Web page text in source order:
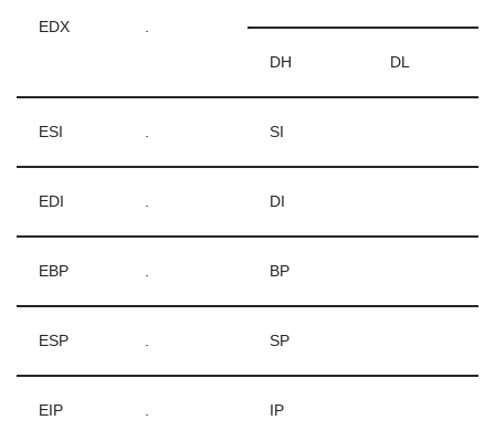
EDX .
DH DL
ESI . SI
EDI . DI
EBP . BP
ESP . SP
EIP . IP